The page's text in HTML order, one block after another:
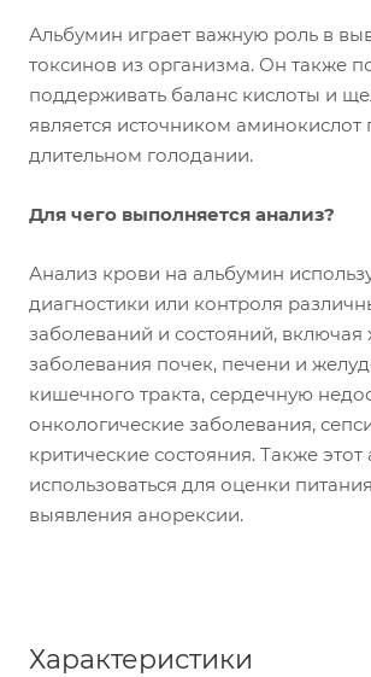
Альбумин играет важную роль в
токсинов из организма. Он также
поддерживать баланс кислоты и
является источником аминокислот
длительном голодании.
Для чего выполняется анализ?
Анализ крови на альбумин
диагностики или контроля
заболеваний и состояний, включая
заболевания почек, печени и
кишечного тракта, сердечную
онкологические заболевания,
критические состояния. Также
использоваться для оценки
выявления анорексии.
Характеристики